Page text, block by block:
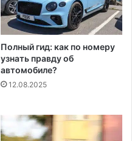
Полный гид: как по номеру
узнать правду об
автомобиле?
12.08.2025